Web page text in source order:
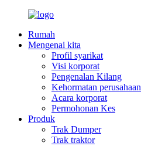
Rumah
Mengenai kita
Profil syarikat
Visi korporat
Pengenalan Kilang
Kehormatan perusahaan
Acara korporat
Permohonan Kes
Produk
Trak Dumper
Trak traktor